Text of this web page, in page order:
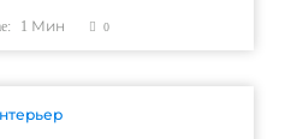
1 Мин 0